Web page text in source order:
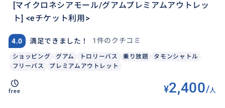
[マイクロネシアモール/グアムプレミアムアウトレッ
ト] <eチケット利用>
4.0 満足できました！ 1件のクチコミ
ショッピング グアム トロリーバス 乗り放題
タモンシャトル
フリーパス
プレミアムアウトレット
free ¥2,400/人